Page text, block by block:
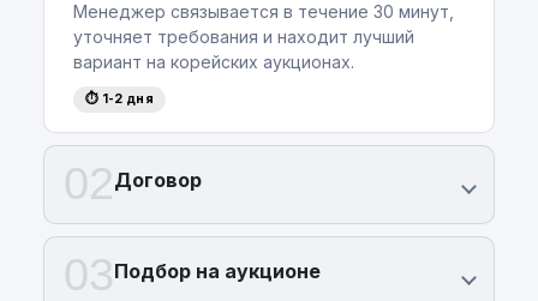
Менеджер связывается в течение 30 минут,
уточняет требования и находит лучший
вариант на корейских аукционах.
⏱ 1-2 дня
02Договор
03Подбор на аукционе